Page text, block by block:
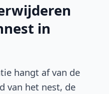
in
hangt af van de
van het nest, de